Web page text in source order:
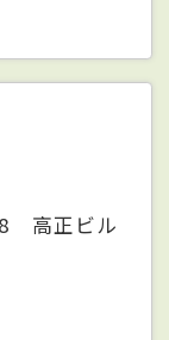
高正ビル